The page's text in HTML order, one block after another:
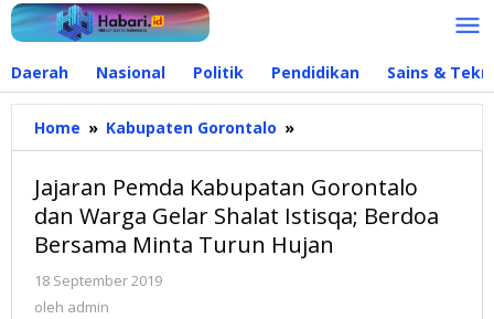
Lewati
ke
Daerah Nasional Politik Pendidikan Sains &
Home » Kabupaten Gorontalo »
Pemda
Gorontalo
dan
Warga
Jajaran Pemda Kabupatan Gorontalo
dan Warga Gelar Shalat Istisqa; Berdoa
Bersama Minta Turun Hujan
18 September 2019
oleh admin